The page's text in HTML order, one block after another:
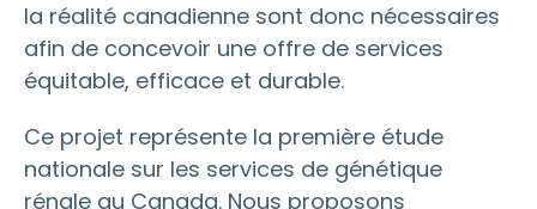
la réalité canadienne sont donc nécessaires
afin de concevoir une offre de services
équitable, efficace et durable.
Ce projet représente la première étude
nationale sur les services de génétique
rénale au Canada. Nous proposons